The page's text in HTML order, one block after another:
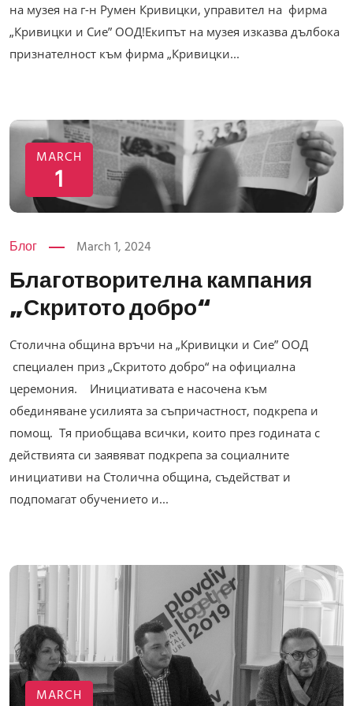
на музея на г-н Румен Кривицки, управител на фирма
„Кривицки и Сие” ООД!Екипът на музея изказва дълбока
признателност към фирма „Кривицки...
MARCH
1
Блог March 1, 2024
Благотворителна кампания
„Скритото добро“
Столична община връчи на „Кривицки и Сие” ООД
специален приз „Скритото добро“ на официална
церемония. Инициативата е насочена към
обединяване усилията за съпричастност, подкрепа и
помощ. Тя приобщава всички, които през годината с
действията си заявяват подкрепа за социалните
инициативи на Столична община, съдействат и
подпомагат обучението и...
MARCH